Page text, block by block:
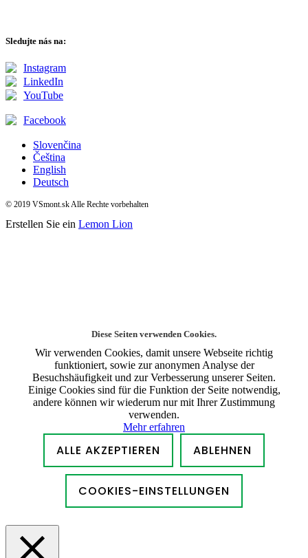
Sledujte nás na:
Instagram
LinkedIn
YouTube
Facebook
Slovenčina
Čeština
English
Deutsch
© 2019 VSmont.sk Alle Rechte vorbehalten
Erstellen Sie ein Lemon Lion
Diese Seiten verwenden Cookies.
Wir verwenden Cookies, damit unsere Webseite richtig
funktioniert, sowie zur anonymen Analyse der
Besuchshäufigkeit und zur Verbesserung unserer Seiten.
Einige Cookies sind für die Funktion der Seite notwendig,
andere können wir wiederum nur mit Ihrer Zustimmung
verwenden.
Mehr erfahren
ALLE AKZEPTIEREN ABLEHNEN
COOKIES-EINSTELLUNGEN